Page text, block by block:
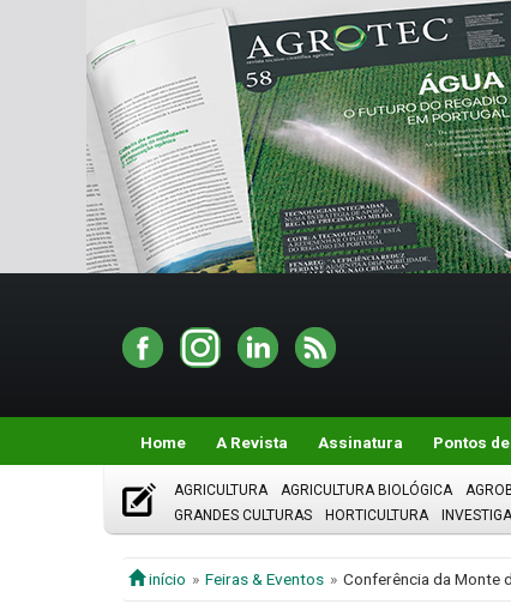
Home A Revista Assinatura Pontos
AGRICULTURA AGRICULTURA BIOLÓGICA
GRANDES CULTURAS
HORTICULTURA
início Feiras & Eventos Conferência da Monte